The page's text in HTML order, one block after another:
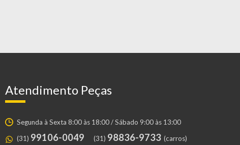
Atendimento Peças
Segunda à Sexta 8:00 às 18:00 / Sábado 9:00 às 13:00
(31) 99106-0049 (31) 98836-9733 (carros)